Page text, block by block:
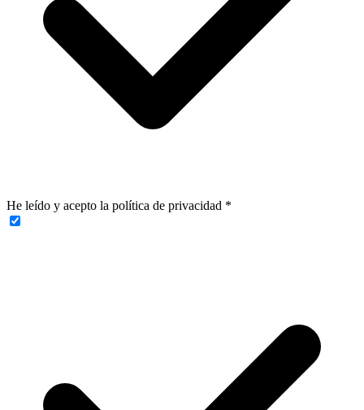
He leído y acepto la política de privacidad *